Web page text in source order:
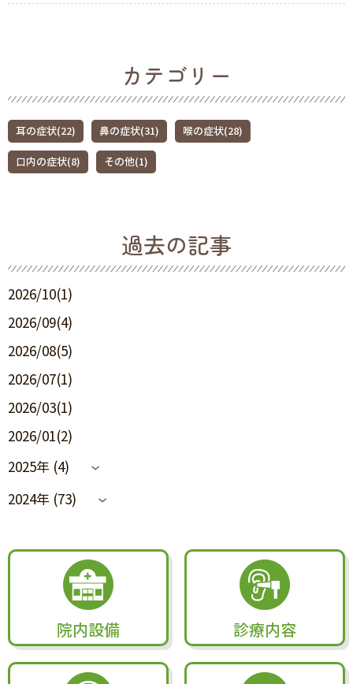
カテゴリー
耳の症状(22) 鼻の症状(31) 喉の症状(28)
口内の症状(8) その他(1)
過去の記事
2026/10(1)
2026/09(4)
2026/08(5)
2026/07(1)
2026/03(1)
2026/01(2)
2025年 (4)
2024年 (73)
院内設備 診療内容